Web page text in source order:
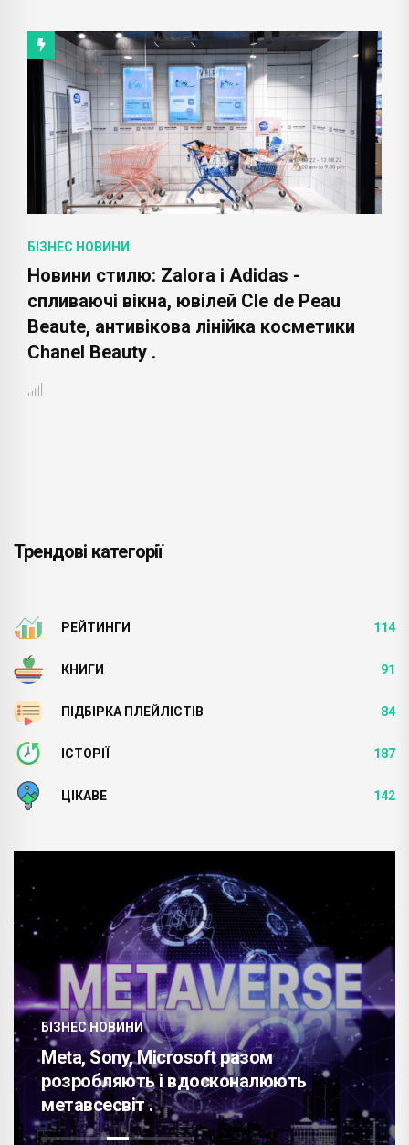
БІЗНЕС НОВИНИ
Новини стилю: Zalora і Adidas -
спливаючі вікна, ювілей Cle de Peau
Beaute, антивікова лінійка косметики
Chanel Beauty .
Трендові категорії
РЕЙТИНГИ 114
КНИГИ 91
ПІДБІРКА ПЛЕЙЛІСТІВ 84
ІСТОРІЇ 187
ЦІКАВЕ 142
БІЗНЕС НОВИНИ
Meta, Sony, Microsoft разом
розробляють і вдосконалюють
метавсесвіт .